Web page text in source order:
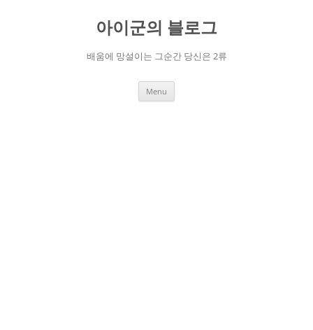
아이군의 블로그
배움에 망설이는 그순간 당신은 2류
Menu